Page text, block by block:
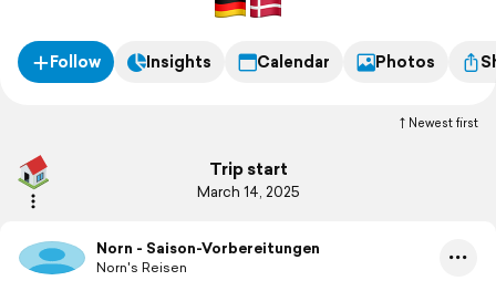
Follow Insights Calendar Photos
Newest first
Trip start
March 14, 2025
Norn - Saison-Vorbereitungen
Norn's Reisen